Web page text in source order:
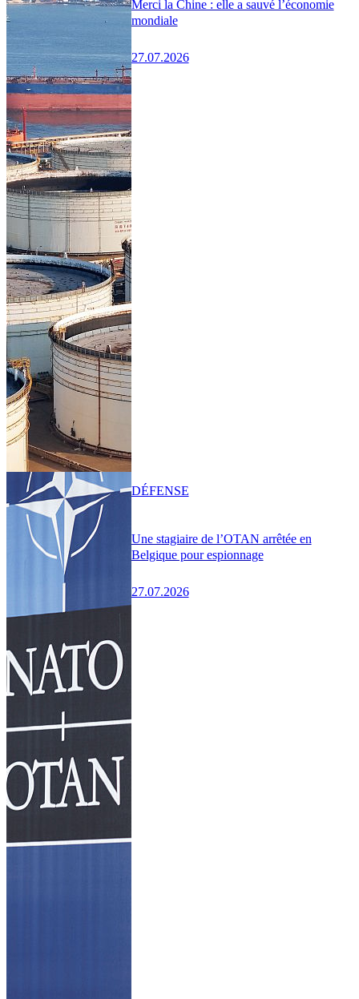
Merci la Chine : elle a sauvé l’économie
mondiale
27.07.2026
Une stagiaire de l’OTAN arrêtée en
Belgique pour espionnage
27.07.2026
DÉFENSE